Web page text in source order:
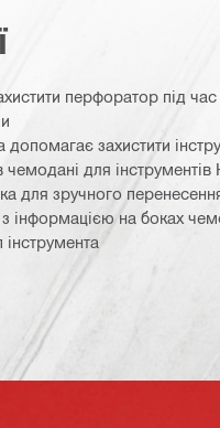
перфоратор під
допомагає захистити
для інструментів
для зручного
інформацією на боках
інструмента